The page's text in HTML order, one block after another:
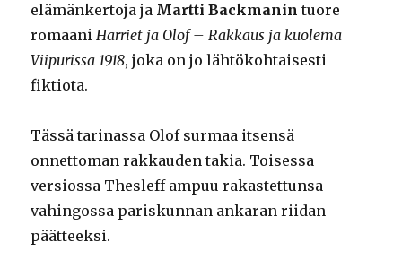
elämänkertoja ja Martti Backmanin tuore
romaaniHarriet ja Olof – Rakkaus ja kuolema
Viipurissa 1918, joka on jo lähtökohtaisesti
fiktiota.
Tässä tarinassa Olof surmaa itsensä
onnettoman rakkauden takia. Toisessa
versiossa Thesleff ampuu rakastettunsa
vahingossa pariskunnan ankaran riidan
päätteeksi.